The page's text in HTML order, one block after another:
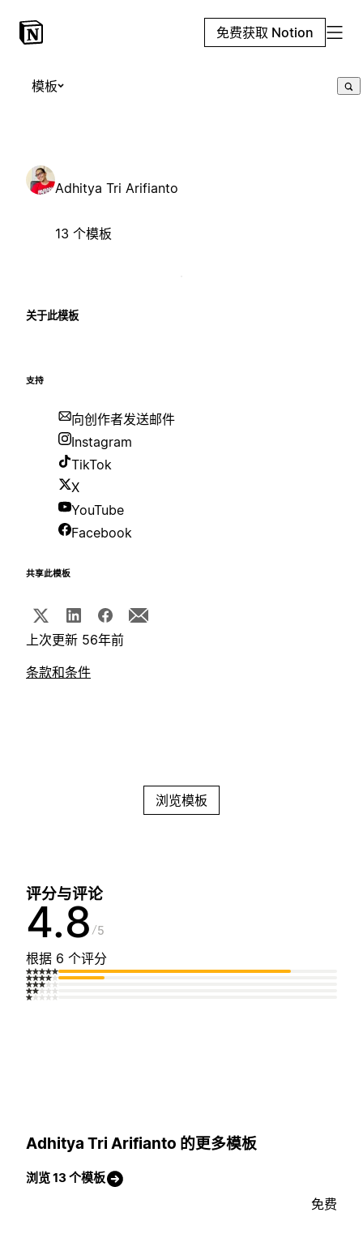
免费获取 Notion
模板
Adhitya Tri Arifianto
13 个模板
关于此模板
支持
向创作者发送邮件
Instagram
TikTok
X
YouTube
Facebook
共享此模板
上次更新 56年前
条款和条件
浏览模板
评分与评论
4.8 5
根据 6 个评分
Adhitya Tri Arifianto 的更多模板
浏览 13 个模板
免费